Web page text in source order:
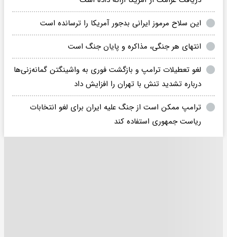
این سلاح مرموز ایرانی بدجور آمریکا را ترسانده است
انتهای هر جنگی، مذاکره و پایان جنگ است
لغو تعطیلات ترامپ و بازگشت فوری به واشینگتن گمانه‌زنی‌ها
درباره تشدید تنش با تهران را افزایش داد
ترامپ ممکن است از جنگ علیه ایران برای لغو انتخابات
ریاست جمهوری استفاده کند